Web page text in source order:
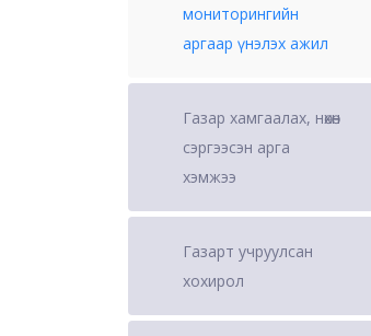
мониторингийн
аргаар үнэлэх ажил
Газар хамгаалах, нөхөн
сэргээсэн арга
хэмжээ
Газарт учруулсан
хохирол